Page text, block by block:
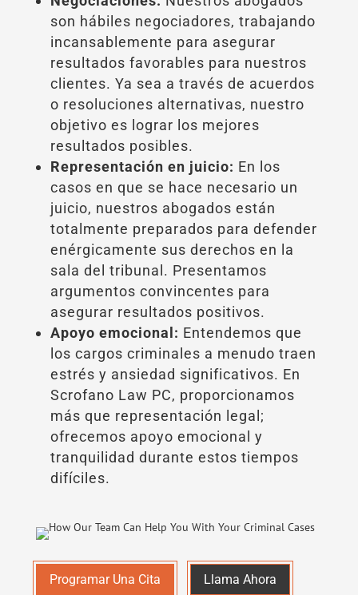
son hábiles negociadores, trabajando
incansablemente para asegurar
resultados favorables para nuestros
clientes. Ya sea a través de acuerdos
o resoluciones alternativas, nuestro
objetivo es lograr los mejores
resultados posibles.
Representación en juicio: En los
casos en que se hace necesario un
juicio, nuestros abogados están
totalmente preparados para defender
enérgicamente sus derechos en la
sala del tribunal. Presentamos
argumentos convincentes para
asegurar resultados positivos.
Apoyo emocional: Entendemos que
los cargos criminales a menudo traen
estrés y ansiedad significativos. En
Scrofano Law PC, proporcionamos
más que representación legal;
ofrecemos apoyo emocional y
tranquilidad durante estos tiempos
difíciles.
Programar Una Cita Llama Ahora